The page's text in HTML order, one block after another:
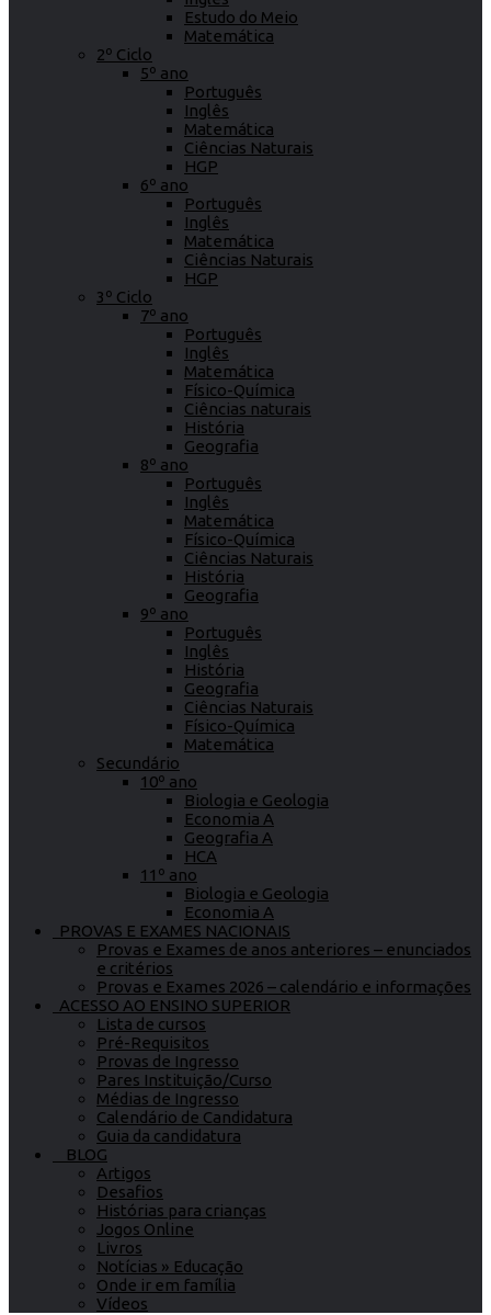
Estudo do Meio
Matemática
2º Ciclo
5º ano
Português
Inglês
Matemática
Ciências Naturais
HGP
6º ano
Português
Inglês
Matemática
Ciências Naturais
HGP
3º Ciclo
7º ano
Português
Inglês
Matemática
Físico-Química
Ciências naturais
História
Geografia
8º ano
Português
Inglês
Matemática
Físico-Química
Ciências Naturais
História
Geografia
9º ano
Português
Inglês
História
Geografia
Ciências Naturais
Físico-Química
Matemática
Secundário
10º ano
Biologia e Geologia
Economia A
Geografia A
HCA
11º ano
Biologia e Geologia
Economia A
PROVAS E EXAMES NACIONAIS
Provas e Exames de anos anteriores – enunciados
e critérios
Provas e Exames 2026 – calendário e informações
ACESSO AO ENSINO SUPERIOR
Lista de cursos
Pré-Requisitos
Provas de Ingresso
Pares Instituição/Curso
Médias de Ingresso
Calendário de Candidatura
Guia da candidatura
BLOG
Artigos
Desafios
Histórias para crianças
Jogos Online
Livros
Notícias » Educação
Onde ir em família
Vídeos